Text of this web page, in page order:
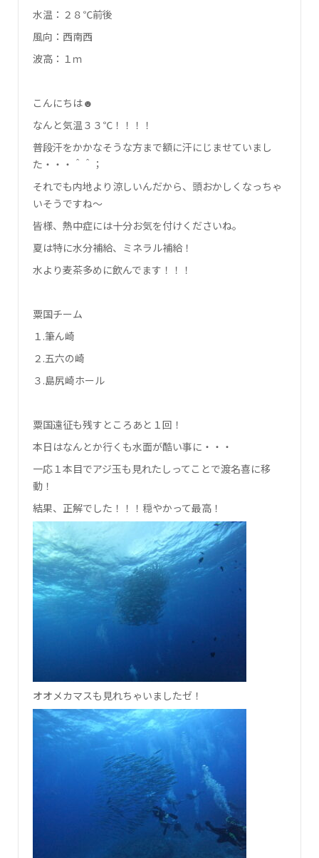
水温：２８℃前後
風向：西南西
波高：１ｍ
こんにちは☻
なんと気温３３℃！！！！
普段汗をかかなそうな方まで額に汗にじませていまし
た・・・＾＾；
それでも内地より涼しいんだから、頭おかしくなっちゃ
いそうですね～
皆様、熱中症には十分お気を付けくださいね。
夏は特に水分補給、ミネラル補給！
水より麦茶多めに飲んでます！！！
粟国チーム
１.筆ん崎
２.五六の崎
３.島尻崎ホール
粟国遠征も残すところあと１回！
本日はなんとか行くも水面が酷い事に・・・
一応１本目でアジ玉も見れたしってことで渡名喜に移
動！
結果、正解でした！！！穏やかって最高！
オオメカマスも見れちゃいましたゼ！